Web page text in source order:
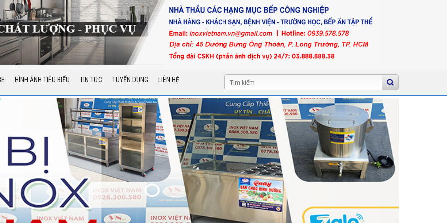
HÌNH ẢNH TIÊU BIỂU TIN TỨC TUYỂN DỤNG LIÊN HỆ
Tìm
kiếm: